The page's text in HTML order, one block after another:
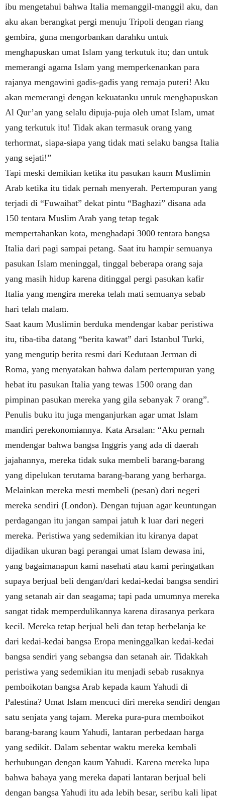
ibu mengetahui bahwa Italia memanggil-manggil aku, dan
aku akan berangkat pergi menuju Tripoli dengan riang
gembira, guna mengorbankan darahku untuk
menghapuskan umat Islam yang terkutuk itu; dan untuk
memerangi agama Islam yang memperkenankan para
rajanya mengawini gadis-gadis yang remaja puteri! Aku
akan memerangi dengan kekuatanku untuk menghapuskan
Al Qur’an yang selalu dipuja-puja oleh umat Islam, umat
yang terkutuk itu! Tidak akan termasuk orang yang
terhormat, siapa-siapa yang tidak mati selaku bangsa Italia
yang sejati!”
Tapi meski demikian ketika itu pasukan kaum Muslimin
Arab ketika itu tidak pernah menyerah. Pertempuran yang
terjadi di “Fuwaihat” dekat pintu “Baghazi” disana ada
150 tentara Muslim Arab yang tetap tegak
mempertahankan kota, menghadapi 3000 tentara bangsa
Italia dari pagi sampai petang. Saat itu hampir semuanya
pasukan Islam meninggal, tinggal beberapa orang saja
yang masih hidup karena ditinggal pergi pasukan kafir
Italia yang mengira mereka telah mati semuanya sebab
hari telah malam.
Saat kaum Muslimin berduka mendengar kabar peristiwa
itu, tiba-tiba datang “berita kawat” dari Istanbul Turki,
yang mengutip berita resmi dari Kedutaan Jerman di
Roma, yang menyatakan bahwa dalam pertempuran yang
hebat itu pasukan Italia yang tewas 1500 orang dan
pimpinan pasukan mereka yang gila sebanyak 7 orang”.
Penulis buku itu juga menganjurkan agar umat Islam
mandiri perekonomiannya. Kata Arsalan: “Aku pernah
mendengar bahwa bangsa Inggris yang ada di daerah
jajahannya, mereka tidak suka membeli barang-barang
yang dipelukan terutama barang-barang yang berharga.
Melainkan mereka mesti membeli (pesan) dari negeri
mereka sendiri (London). Dengan tujuan agar keuntungan
perdagangan itu jangan sampai jatuh k luar dari negeri
mereka. Peristiwa yang sedemikian itu kiranya dapat
dijadikan ukuran bagi perangai umat Islam dewasa ini,
yang bagaimanapun kami nasehati atau kami peringatkan
supaya berjual beli dengan/dari kedai-kedai bangsa sendiri
yang setanah air dan seagama; tapi pada umumnya mereka
sangat tidak memperdulikannya karena dirasanya perkara
kecil. Mereka tetap berjual beli dan tetap berbelanja ke
dari kedai-kedai bangsa Eropa meninggalkan kedai-kedai
bangsa sendiri yang sebangsa dan setanah air. Tidakkah
peristiwa yang sedemikian itu menjadi sebab rusaknya
pemboikotan bangsa Arab kepada kaum Yahudi di
Palestina? Umat Islam mencuci diri mereka sendiri dengan
satu senjata yang tajam. Mereka pura-pura memboikot
barang-barang kaum Yahudi, lantaran perbedaan harga
yang sedikit. Dalam sebentar waktu mereka kembali
berhubungan dengan kaum Yahudi. Karena mereka lupa
bahwa bahaya yang mereka dapati lantaran berjual beli
dengan bangsa Yahudi itu ada lebih besar, seribu kali lipat